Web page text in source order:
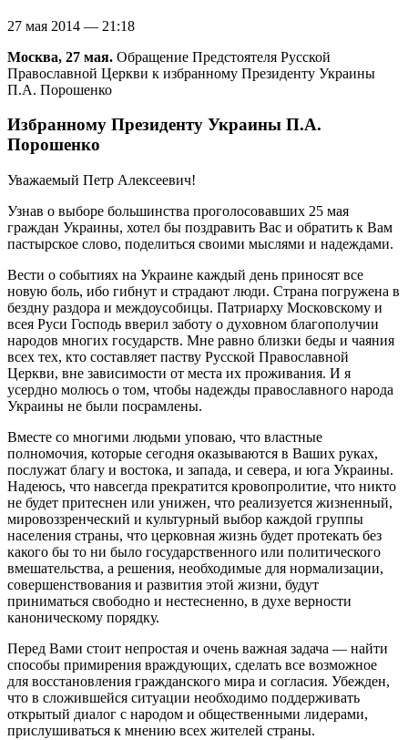
27 мая 2014 — 21:18
Москва, 27 мая. Обращение Предстоятеля Русской
Православной Церкви к избранному Президенту Украины
П.А. Порошенко
Избранному Президенту Украины П.А.
Порошенко
Уважаемый Петр Алексеевич!
Узнав о выборе большинства проголосовавших 25 мая
граждан Украины, хотел бы поздравить Вас и обратить к Вам
пастырское слово, поделиться своими мыслями и надеждами.
Вести о событиях на Украине каждый день приносят все
новую боль, ибо гибнут и страдают люди. Страна погружена в
бездну раздора и междоусобицы. Патриарху Московскому и
всея Руси Господь вверил заботу о духовном благополучии
народов многих государств. Мне равно близки беды и чаяния
всех тех, кто составляет паству Русской Православной
Церкви, вне зависимости от места их проживания. И я
усердно молюсь о том, чтобы надежды православного народа
Украины не были посрамлены.
Вместе со многими людьми уповаю, что властные
полномочия, которые сегодня оказываются в Ваших руках,
послужат благу и востока, и запада, и севера, и юга Украины.
Надеюсь, что навсегда прекратится кровопролитие, что никто
не будет притеснен или унижен, что реализуется жизненный,
мировоззренческий и культурный выбор каждой группы
населения страны, что церковная жизнь будет протекать без
какого бы то ни было государственного или политического
вмешательства, а решения, необходимые для нормализации,
совершенствования и развития этой жизни, будут
приниматься свободно и нестесненно, в духе верности
каноническому порядку.
Перед Вами стоит непростая и очень важная задача — найти
способы примирения враждующих, сделать все возможное
для восстановления гражданского мира и согласия. Убежден,
что в сложившейся ситуации необходимо поддерживать
открытый диалог с народом и общественными лидерами,
прислушиваться к мнению всех жителей страны.